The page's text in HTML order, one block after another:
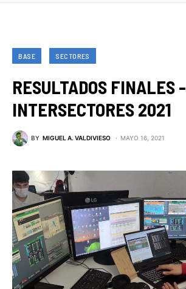
BASE SECTORES
RESULTADOS FINALES -
INTERSECTORES 2021
BY MIGUEL A. VALDIVIESO MAYO 16, 2021